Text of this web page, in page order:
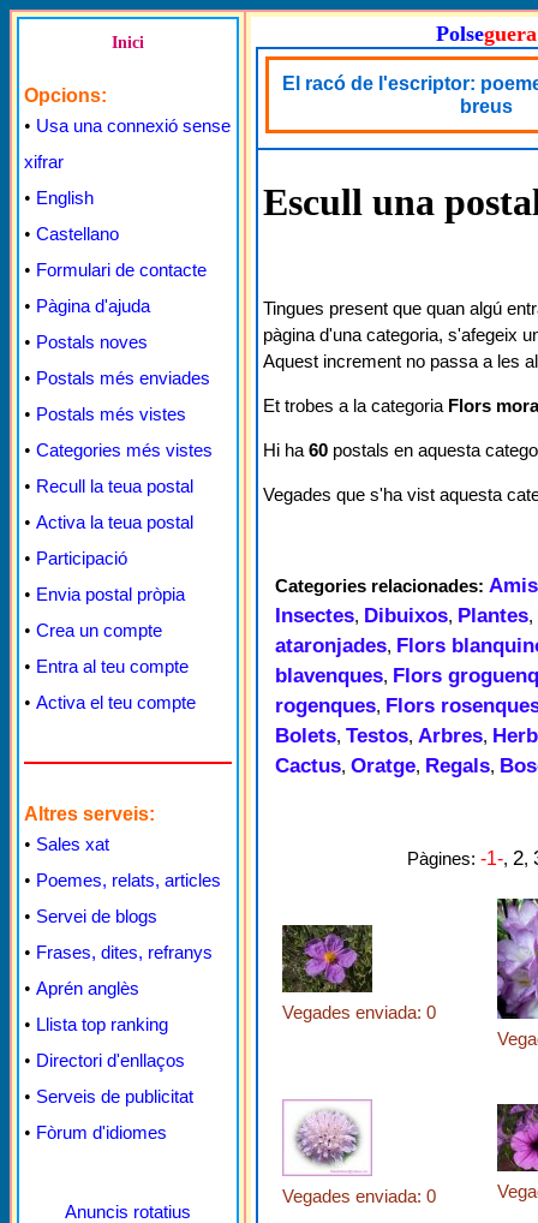
Inici
Opcions:
• Usa una connexió sense
xifrar
• English
• Castellano
• Formulari de contacte
• Pàgina d'ajuda
• Postals noves
• Postals més enviades
• Postals més vistes
• Categories més vistes
• Recull la teua postal
• Activa la teua postal
• Participació
• Envia postal pròpia
• Crea un compte
• Entra al teu compte
• Activa el teu compte
Altres serveis:
• Sales xat
• Poemes, relats, articles
• Servei de blogs
• Frases, dites, refranys
• Aprén anglès
• Llista top ranking
• Directori d'enllaços
• Serveis de publicitat
• Fòrum d'idiomes
Anuncis rotatius
Polseguera
El racó de l'escriptor:
breus
Escull una
Tingues present que quan algú
pàgina d'una categoria, s'afegeix
Aquest increment no passa a les
Et trobes a la categoria Flors
Hi ha 60 postals en aquesta
Vegades que s'ha vist aquesta
Categories relacionades:
Insectes, Dibuixos, Plantes,
ataronjades, Flors
blavenques, Flors
rogenques, Flors
Bolets, Testos, Arbres,
Cactus, Oratge, Regals,
Pàgines: -1-, 2,
Vegades enviada: 0
Vegades enviada: 0